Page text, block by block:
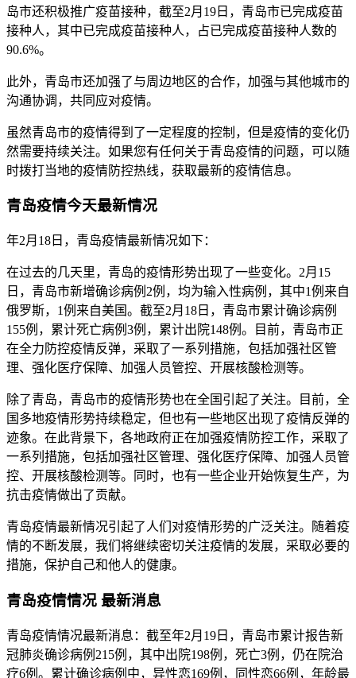
岛市还积极推广疫苗接种，截至2月19日，青岛市已完成疫苗
接种人，其中已完成疫苗接种人，占已完成疫苗接种人数的
90.6%。
此外，青岛市还加强了与周边地区的合作，加强与其他城市的
沟通协调，共同应对疫情。
虽然青岛市的疫情得到了一定程度的控制，但是疫情的变化仍
然需要持续关注。如果您有任何关于青岛疫情的问题，可以随
时拨打当地的疫情防控热线，获取最新的疫情信息。
青岛疫情今天最新情况
年2月18日，青岛疫情最新情况如下：
在过去的几天里，青岛的疫情形势出现了一些变化。2月15
日，青岛市新增确诊病例2例，均为输入性病例，其中1例来自
俄罗斯，1例来自美国。截至2月18日，青岛市累计确诊病例
155例，累计死亡病例3例，累计出院148例。目前，青岛市正
在全力防控疫情反弹，采取了一系列措施，包括加强社区管
理、强化医疗保障、加强人员管控、开展核酸检测等。
除了青岛，青岛市的疫情形势也在全国引起了关注。目前，全
国多地疫情形势持续稳定，但也有一些地区出现了疫情反弹的
迹象。在此背景下，各地政府正在加强疫情防控工作，采取了
一系列措施，包括加强社区管理、强化医疗保障、加强人员管
控、开展核酸检测等。同时，也有一些企业开始恢复生产，为
抗击疫情做出了贡献。
青岛疫情最新情况引起了人们对疫情形势的广泛关注。随着疫
情的不断发展，我们将继续密切关注疫情的发展，采取必要的
措施，保护自己和他人的健康。
青岛疫情情况 最新消息
青岛疫情情况最新消息：截至年2月19日，青岛市累计报告新
冠肺炎确诊病例215例，其中出院198例，死亡3例，仍在院治
疗6例。累计确诊病例中，异性恋169例，同性恋66例，年龄最